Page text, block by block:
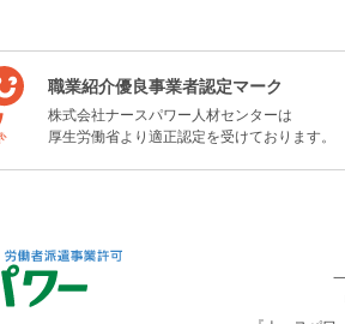
職業紹介優良事業者認定マーク
株式会社ナースパワー人材センターは
厚生労働省より適正認定を受けております。